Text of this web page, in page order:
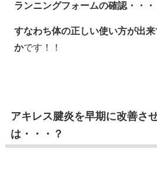
ランニングフォームの確認・・・
すなわち体の正しい使い方が出
かです！！
アキレス腱炎を早期に改善さ
は・・・？